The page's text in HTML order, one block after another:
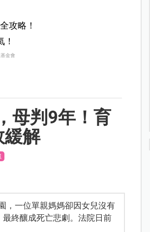
攻略！
金會
母判9年！育
緩解
，一位單親媽媽卻因女兒沒有
終釀成死亡悲劇。法院日前